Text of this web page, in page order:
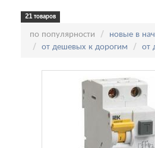
21 товаров
по популярности
новые в
от дешевых к дорогим
от